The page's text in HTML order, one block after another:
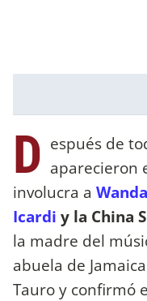
D espués de
aparecieron
involucra a
Icardi y la China
la madre del
abuela de
Tauro y confirmó